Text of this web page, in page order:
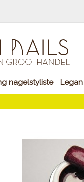
nagelstyliste